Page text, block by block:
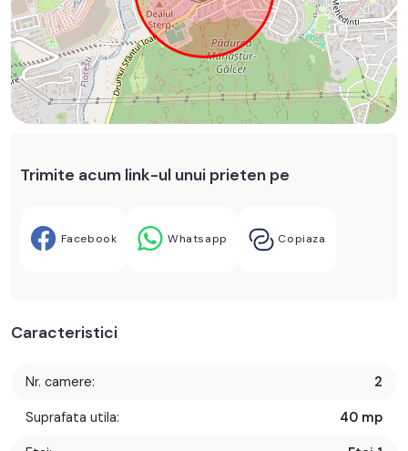
Trimite acum link-ul unui prieten pe
Facebook Whatsapp Copiaza
Caracteristici
Nr. camere: 2
Suprafata utila: 40 mp